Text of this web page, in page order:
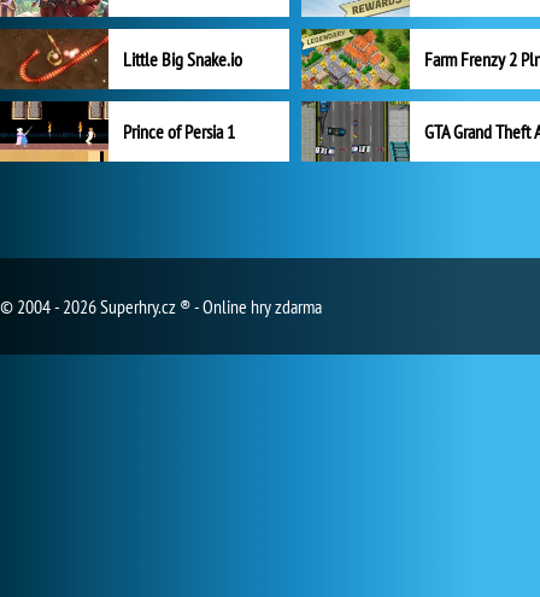
Little Big Snake.io
Prince of Persia 1 GTA Grand Theft
© 2004 - 2026 Superhry.cz ® - Online hry zdarma